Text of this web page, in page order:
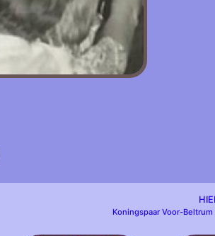
Koningspaar Voor-Beltrum